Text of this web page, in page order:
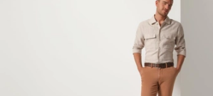
Шлевки под ремень, два кармана
(предусмотрен потайной карман
задних кармана с застежкой на
Легкие, удобные, прекрасно
повседневной носки и